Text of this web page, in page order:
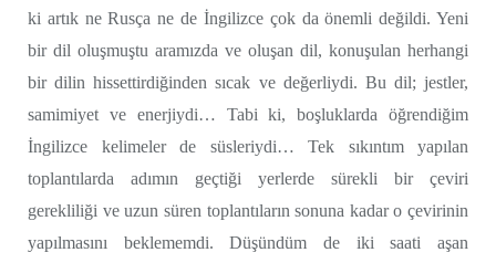
ki artık ne Rusça ne de İngilizce çok da önemli değildi. Yeni
bir dil oluşmuştu aramızda ve oluşan dil, konuşulan herhangi
bir dilin hissettirdiğinden sıcak ve değerliydi. Bu dil; jestler,
samimiyet ve enerjiydi… Tabi ki, boşluklarda öğrendiğim
İngilizce kelimeler de süsleriydi… Tek sıkıntım yapılan
toplantılarda adımın geçtiği yerlerde sürekli bir çeviri
gerekliliği ve uzun süren toplantıların sonuna kadar o çevirinin
yapılmasını beklememdi. Düşündüm de iki saati aşan